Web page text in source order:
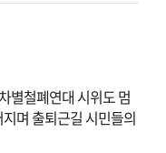
별철폐연대 시위도 멈
며 출퇴근길 시민들의